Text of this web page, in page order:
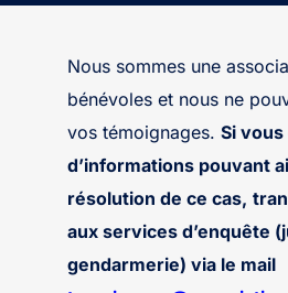
Nous sommes une
bénévoles et nous ne
vos témoignages. Si
d’informations pouvant
résolution de ce cas,
aux services d’enquête
gendarmerie) via le mail